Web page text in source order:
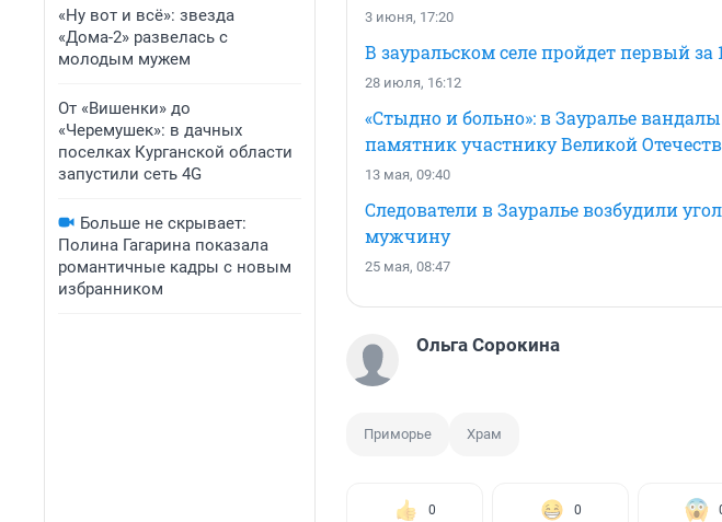
«Ну вот и всё»: звезда
«Дома-2» развелась с
молодым мужем
От «Вишенки» до
«Черемушек»: в дачных
поселках Курганской области
запустили сеть 4G
Больше не скрывает:
Полина Гагарина показала
романтичные кадры с новым
избранником
3 июня, 17:20
В зауральском селе пройдет первый за
28 июля, 16:12
«Стыдно и больно»: в Зауралье
памятник участнику Великой
13 мая, 09:40
Следователи в Зауралье возбудили
мужчину
25 мая, 08:47
Ольга Сорокина
Приморье Храм
0 0